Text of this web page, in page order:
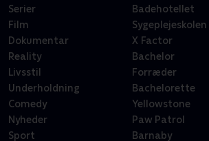
Serier
Film
Dokumentar
Reality
Livsstil
Underholdning
Comedy
Nyheder
Sport
Badehotellet
Sygeplejeskolen
X Factor
Bachelor
Forræder
Bachelorette
Yellowstone
Paw Patrol
Barnaby